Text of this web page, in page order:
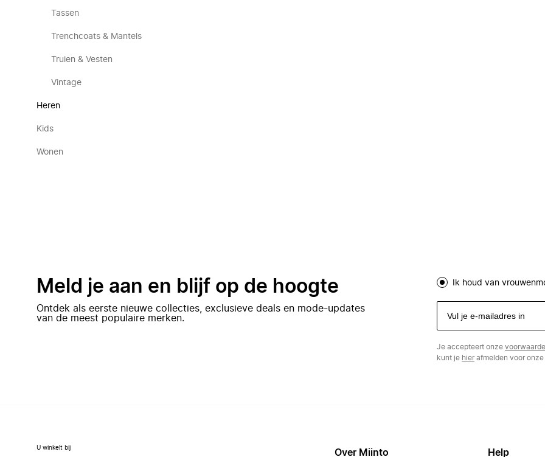
Tassen
Trenchcoats & Mantels
Truien & Vesten
Vintage
Heren
Kids
Wonen
Meld je aan en blijf op de hoogte
Ontdek als eerste nieuwe collecties, exclusieve deals en mode-updates
van de meest populaire merken.
Ik houd van
Je accepteert onze
kunt je hierafmelden voor onze
U winkelt bij Over Miinto Help